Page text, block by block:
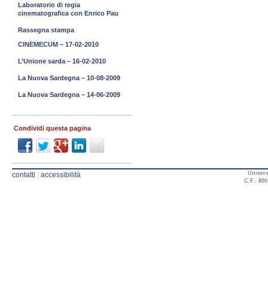
Laboratorio di regia
cinematografica con Enrico Pau
Rassegna stampa
CINEMECUM – 17-02-2010
L’Unione sarda – 16-02-2010
La Nuova Sardegna – 10-08-2009
La Nuova Sardegna – 14-06-2009
Condividi questa pagina
contatti | accessibilità
C.F.: